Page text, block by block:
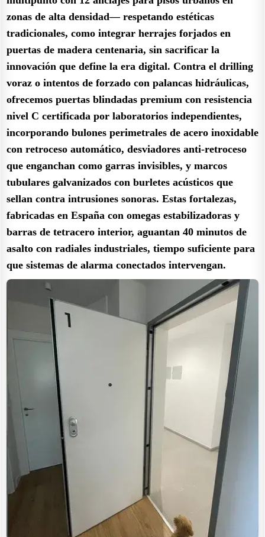
zonas de alta densidad— respetando estéticas
tradicionales, como integrar herrajes forjados en
puertas de madera centenaria, sin sacrificar la
innovación que define la era digital. Contra el drilling
voraz o intentos de forzado con palancas hidráulicas,
ofrecemos puertas blindadas premium con resistencia
nivel C certificada por laboratorios independientes,
incorporando bulones perimetrales de acero inoxidable
con retroceso automático, desviadores anti-retroceso
que enganchan como garras invisibles, y marcos
tubulares galvanizados con burletes acústicos que
sellan contra intrusiones sonoras. Estas fortalezas,
fabricadas en España con omegas estabilizadoras y
barras de tetracero interior, aguantan 40 minutos de
asalto con radiales industriales, tiempo suficiente para
que sistemas de alarma conectados intervengan.